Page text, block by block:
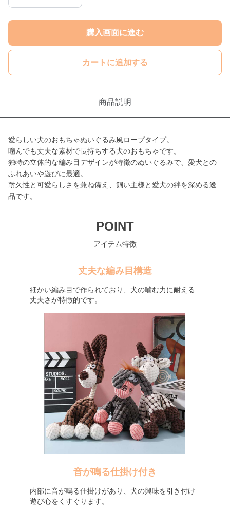
購入画面に進む
カートに追加する
商品説明
愛らしい犬のおもちゃぬいぐるみ風ロープタイプ。
噛んでも丈夫な素材で長持ちする犬のおもちゃです。
独特の立体的な編み目デザインが特徴のぬいぐるみで、愛犬との
ふれあいや遊びに最適。
耐久性と可愛らしさを兼ね備え、飼い主様と愛犬の絆を深める逸
品です。
POINT
アイテム特徴
丈夫な編み目構造
細かい編み目で作られており、犬の噛む力に耐える
丈夫さが特徴的です。
音が鳴る仕掛け付き
内部に音が鳴る仕掛けがあり、犬の興味を引き付け
遊び心をくすぐります。